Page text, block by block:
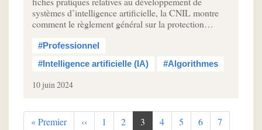
systèmes d’intelligence artificielle, la CNIL montre
comment le règlement général sur la protection…
#Professionnel
#Intelligence artificielle (IA)
#Algorithmes
10 juin 2024
Pagination
Première
« Premier
Page
‹‹ Page
1 Page
2
Page
3 Page
4 Page
5 Page
6 Page
7